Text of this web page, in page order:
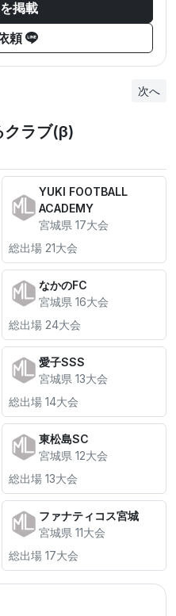
掲載
頼
次へ
クラブ(β)
YUKI FOOTBALL
ACADEMY
宮城県 17大会
総出場 21大会
なかのFC
宮城県 16大会
総出場 24大会
愛子SSS
宮城県 13大会
総出場 14大会
東松島SC
宮城県 12大会
総出場 13大会
ファナティコス宮城
宮城県 11大会
総出場 17大会